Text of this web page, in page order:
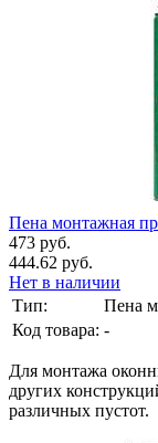
Пена монтажная
473 руб.
444.62 руб.
Нет в наличии
Тип:
Пена
Код товара: -
Для монтажа
других
различных пустот.